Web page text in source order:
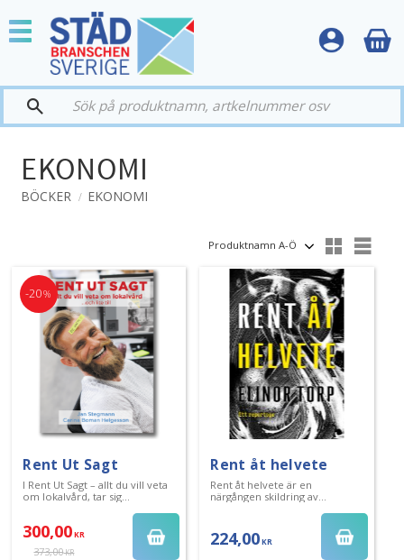
Meny
EKONOMI
BÖCKER EKONOMI
Välj sortering
Rent Ut Sagt
I Rent Ut Sagt – allt du vill veta
om lokalvård, tar sig
historia, dagens professionella
städning m.m.
300,00KR
373,00KR
20%
Rent åt helvete
Rent åt helvete är en
närgången skildring av
224,00KR